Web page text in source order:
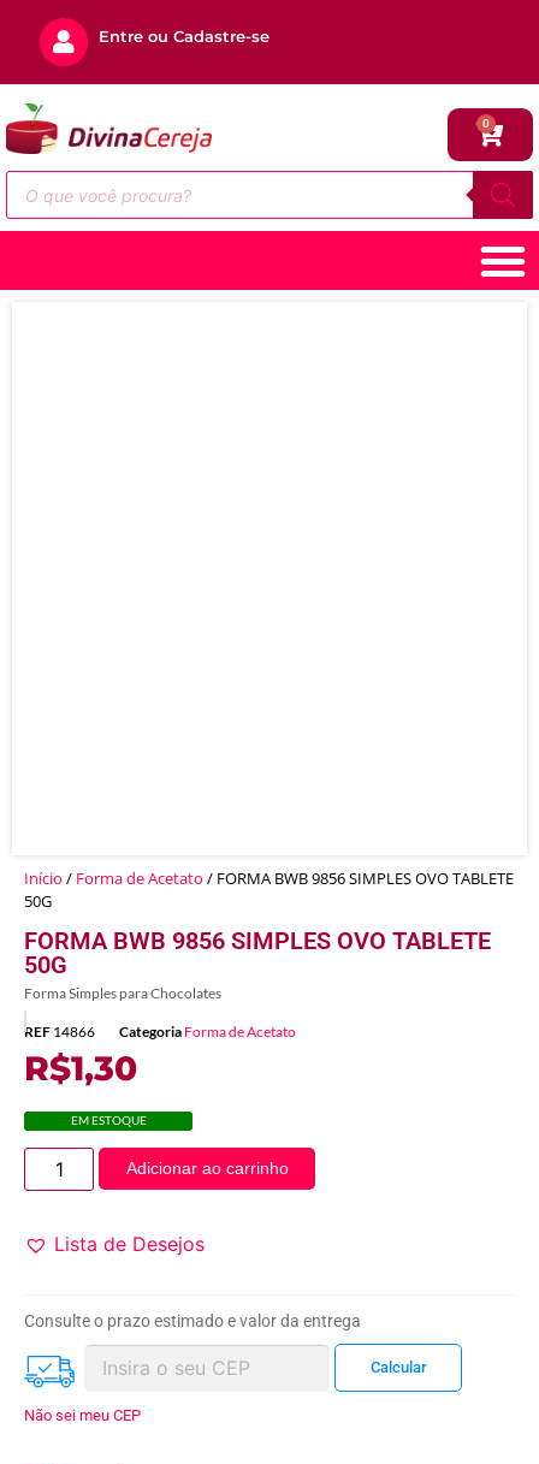
Entre ou Cadastre-se
0
Início / Forma de Acetato / FORMA BWB 9856 SIMPLES OVO TABLETE
50G
FORMA BWB 9856 SIMPLES OVO TABLETE
50G
Forma Simples para Chocolates
REF 14866 Categoria Forma de Acetato
R$1,30
EM ESTOQUE
Adicionar ao carrinho
Lista de Desejos
Consulte o prazo estimado e valor da entrega
Não sei meu CEP